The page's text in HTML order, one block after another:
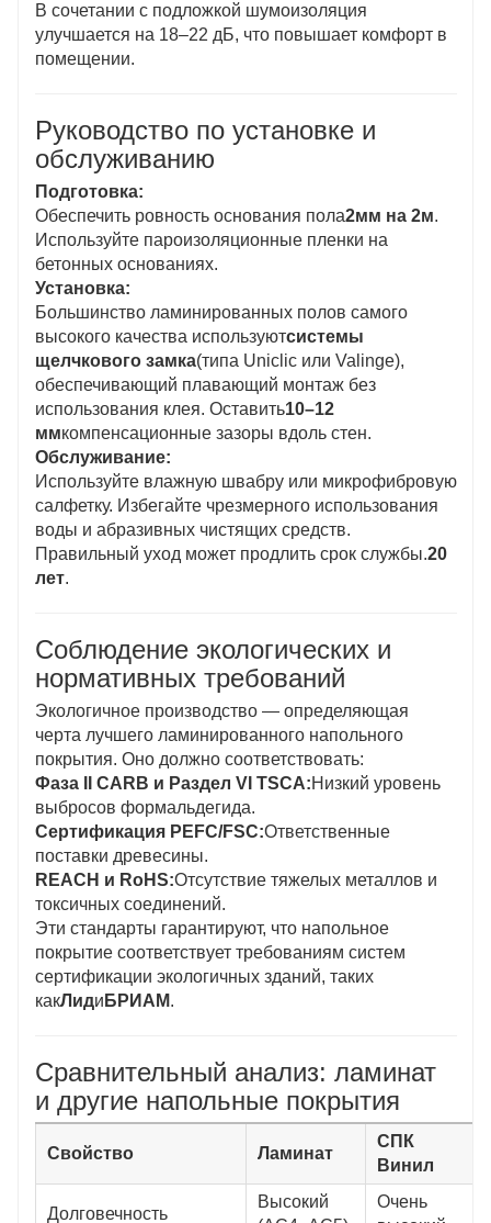
В сочетании с подложкой шумоизоляция
улучшается на 18–22 дБ, что повышает комфорт в
помещении.
Руководство по установке и
обслуживанию
Подготовка:
Обеспечить ровность основания пола2мм на 2м.
Используйте пароизоляционные пленки на
бетонных основаниях.
Установка:
Большинство ламинированных полов самого
высокого качества используютсистемы
щелчкового замка(типа Uniclic или Valinge),
обеспечивающий плавающий монтаж без
использования клея. Оставить10–12
ммкомпенсационные зазоры вдоль стен.
Обслуживание:
Используйте влажную швабру или микрофибровую
салфетку. Избегайте чрезмерного использования
воды и абразивных чистящих средств.
Правильный уход может продлить срок службы.20
лет.
Соблюдение экологических и
нормативных требований
Экологичное производство — определяющая
черта лучшего ламинированного напольного
покрытия. Оно должно соответствовать:
Фаза II CARB и Раздел VI TSCA:Низкий уровень
выбросов формальдегида.
Сертификация PEFC/FSC:Ответственные
поставки древесины.
REACH и RoHS:Отсутствие тяжелых металлов и
токсичных соединений.
Эти стандарты гарантируют, что напольное
покрытие соответствует требованиям систем
сертификации экологичных зданий, таких
какЛиди БРИАМ.
Сравнительный анализ: ламинат
и другие напольные покрытия
Свойство Ламинат
СПК
Винил
Долговечность
Высокий
Очень